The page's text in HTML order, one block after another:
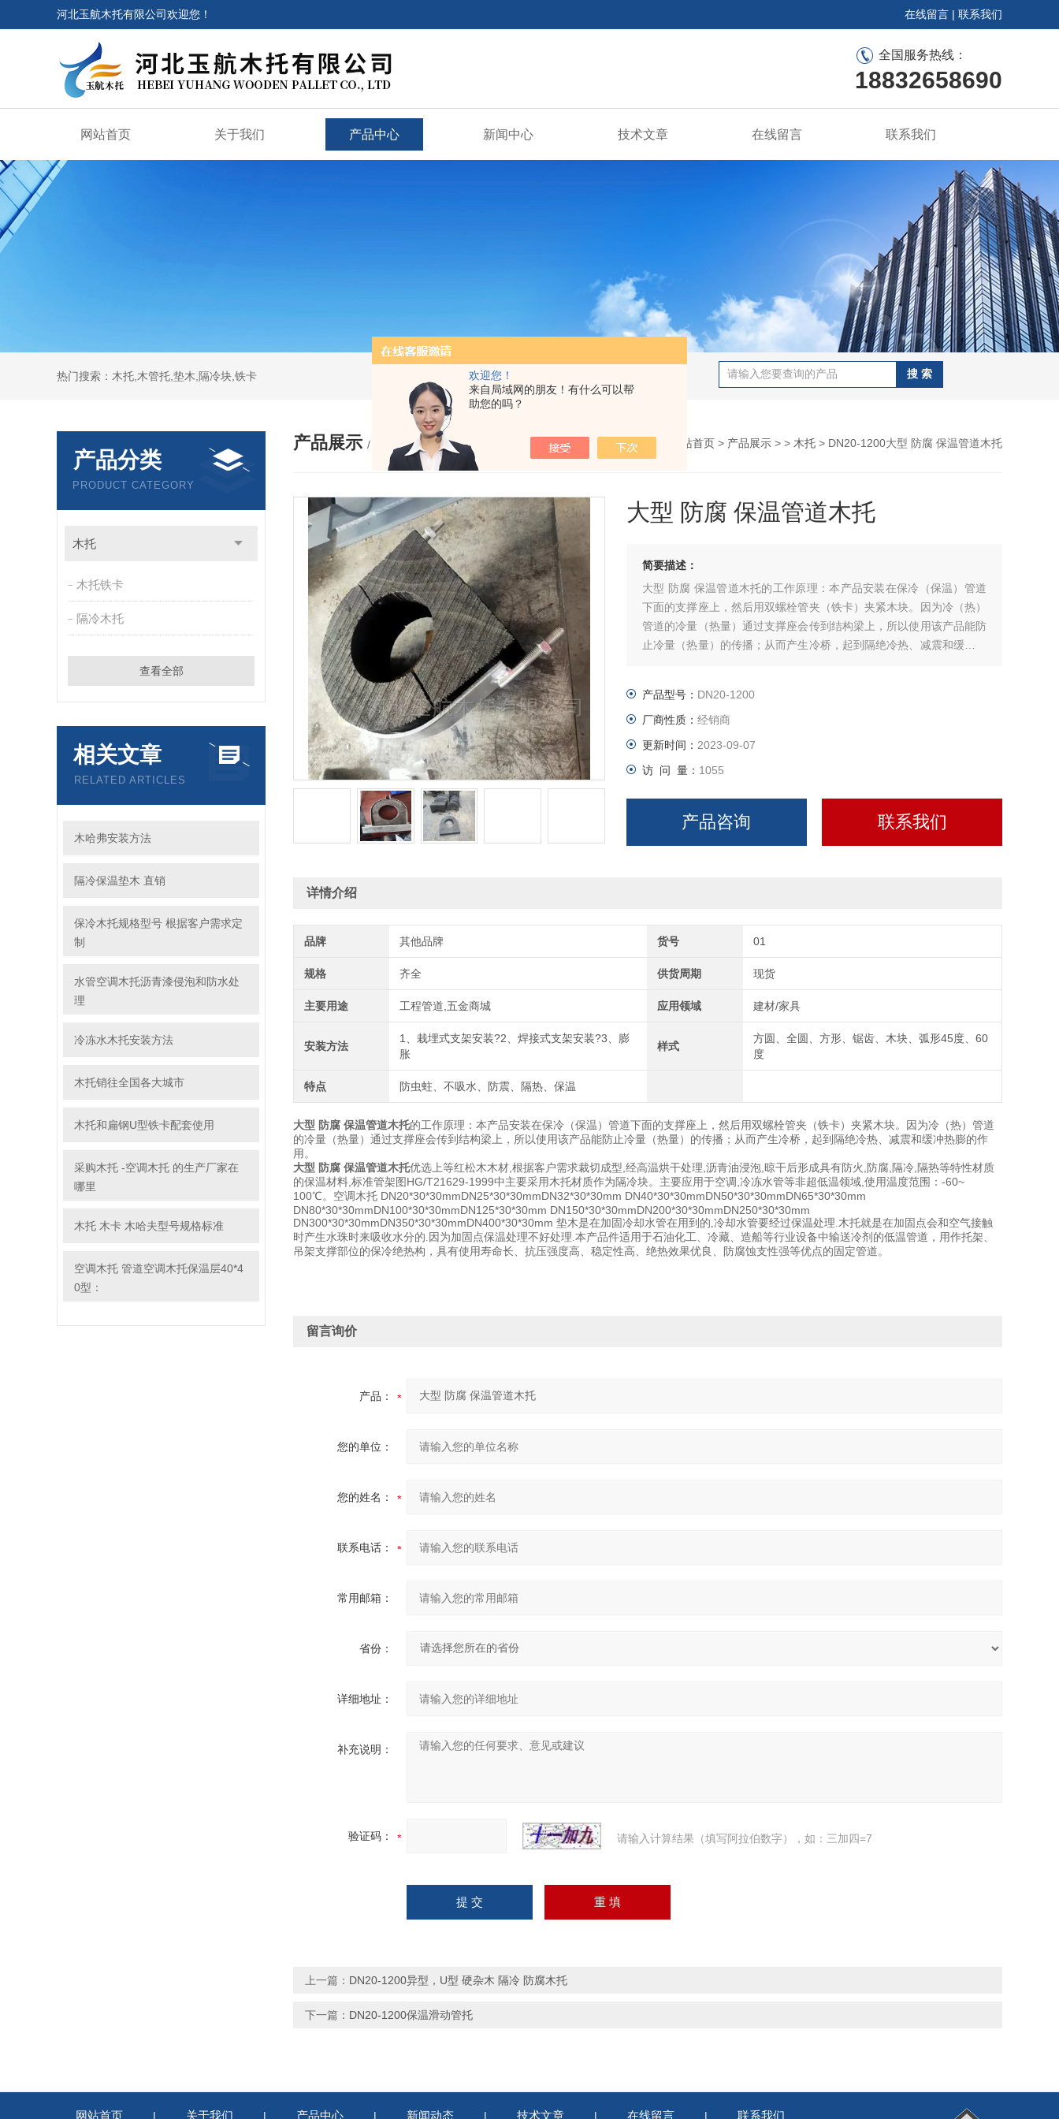
欢迎您！
来自局域网的朋友！有什么可以帮
助您的吗？
河北玉航木托有限公司欢迎您！ 在线留言 | 联系我们
全国服务热线：
18832658690
网站首页 关于我们 产品中心 新闻中心 技术文章 在线留言 联系我们
热门搜索：木托,木管托,垫木,隔冷块,铁卡
产品分类
PRODUCT CATEGORY
木托
木托铁卡
隔冷木托
查看全部
相关文章
RELATED ARTICLES
木哈弗安装方法
隔冷保温垫木 直销
保冷木托规格型号 根据客户需求定
制
水管空调木托沥青漆侵泡和防水处
理
冷冻水木托安装方法
木托销往全国各大城市
木托和扁钢U型铁卡配套使用
采购木托 -空调木托 的生产厂家在
哪里
木托 木卡 木哈夫型号规格标准
空调木托 管道空调木托保温层40*4
0型：
产品展示 / PRODUCTS 您的位置： 网站首页 > 产品展示 > > 木托 > DN20-1200大型 防腐 保温管道木托
大型 防腐 保温管道木托
简要描述：
大型 防腐 保温管道木托的工作原理：本产品安装在保冷（保温）管道
下面的支撑座上，然后用双螺栓管夹（铁卡）夹紧木块。因为冷（热）
管道的冷量（热量）通过支撑座会传到结构梁上，所以使用该产品能防
止冷量（热量）的传播；从而产生冷桥，起到隔绝冷热、减震和缓冲热
产品型号： DN20-1200
厂商性质： 经销商
更新时间： 2023-09-07
访 问 量： 1055
产品咨询 联系我们
详情介绍
品牌 其他品牌 货号 01
规格 齐全 供货周期 现货
主要用途 工程管道,五金商城 应用领域 建材/家具
安装方法
1、栽埋式支架安装?2、焊接式支架安装?3、膨
胀
样式
方圆、全圆、方形、锯齿、木块、弧形45度、60
度
特点 防虫蛀、不吸水、防震、隔热、保温
大型 防腐 保温管道木托的工作原理：本产品安装在保冷（保温）管道下面的支撑座上，然后用双螺栓管夹（铁卡）夹紧木块。因为冷（热）管道
的冷量（热量）通过支撑座会传到结构梁上，所以使用该产品能防止冷量（热量）的传播；从而产生冷桥，起到隔绝冷热、减震和缓冲热膨的作
用。
大型 防腐 保温管道木托优选上等红松木木材 ,根据客户需求裁切成型,经高温烘干处理,沥青油浸泡,晾干后形成具有防火,防腐,隔冷,隔热等特性材质
的保温材料,标准管架图HG/T21629-1999中主要采用木托材质作为隔冷块。主要应用于空调,冷冻水管等非超低温领域,使用温度范围：-60~
100℃。 空调木托 DN20*30*30mmDN25*30*30mmDN32*30*30mm DN40*30*30mmDN50*30*30mmDN65*30*30mm
DN80*30*30mmDN100*30*30mmDN125*30*30mm DN150*30*30mmDN200*30*30mmDN250*30*30mm
DN300*30*30mmDN350*30*30mmDN400*30*30mm 垫木是在加固冷却水管在用到的,冷却水管要经过保温处理.木托就是在加固点会和空气接触
时产生水珠时来吸收水分的.因为加固点保温处理不好处理.本产品件适用于石油化工、冷藏、造船等行业设备中输送冷剂的低温管道，用作托架、
吊架支撑部位的保冷绝热构，具有使用寿命长、抗压强度高、稳定性高、绝热效果优良、防腐蚀支性强等优点的固定管道。
留言询价
产品：
您的单位：
您的姓名：
联系电话：
常用邮箱：
省份：
详细地址：
补充说明：
验证码： 请输入计算结果（填写阿拉伯数字），如：三加四=7
上一篇： DN20-1200异型，U型 硬杂木 隔冷 防腐木托
下一篇： DN20-1200保温滑动管托
网站首页 | 关于我们 | 产品中心 | 新闻动态 | 技术文章 | 在线留言 | 联系我们